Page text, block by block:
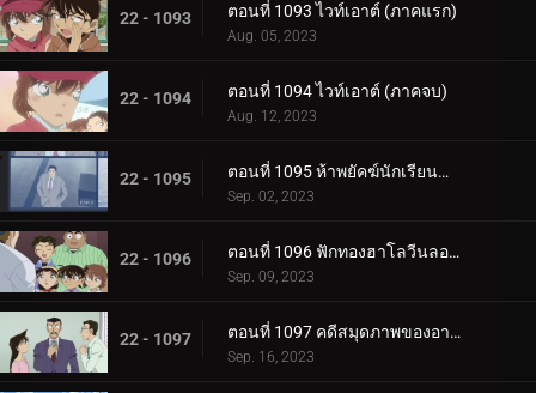
22 - 1093 ตอนที่ 1093 ไวท์เอาต์ (ภาคแรก)
Aug. 05, 2023
22 - 1094 ตอนที่ 1094 ไวท์เอาต์ (ภาคจบ)
Aug. 12, 2023
22 - 1095 ตอนที่ 1095 ห้าพยัคฆ์นักเรียนตำรวจ Wild Police Story CASE.ดาเตะ วาตารุ
Sep. 02, 2023
22 - 1096 ตอนที่ 1096 ฟักทองฮาโลวีนลอยฟ้า
Sep. 09, 2023
22 - 1097 ตอนที่ 1097 คดีสมุดภาพของอายูมิ ภาค 2
Sep. 16, 2023